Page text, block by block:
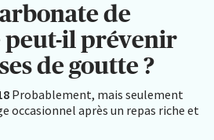
de
peut-il prévenir
de goutte ?
Probablement, mais seulement
occasionnel après un repas riche et